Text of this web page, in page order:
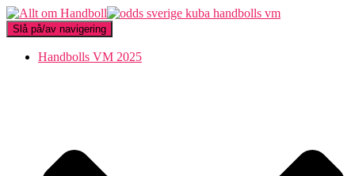
Slå på/av navigering
Handbolls VM 2025